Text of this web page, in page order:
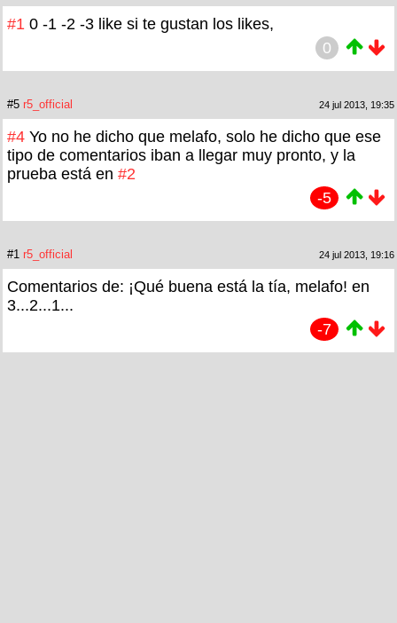
#1 0 -1 -2 -3 like si te gustan los likes,
0
#5 r5_official 24 jul 2013, 19:35
#4 Yo no he dicho que melafo, solo he dicho que ese
tipo de comentarios iban a llegar muy pronto, y la
prueba está en #2
-5
#1 r5_official 24 jul 2013, 19:16
Comentarios de: ¡Qué buena está la tía, melafo! en
3...2...1...
-7